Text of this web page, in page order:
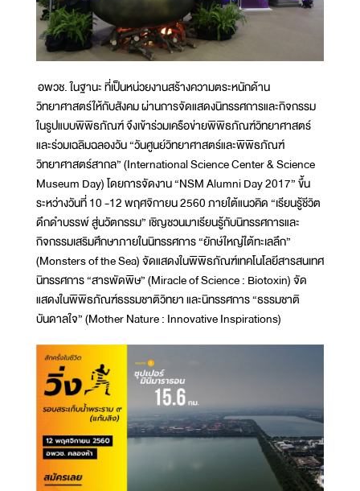
อพวช. ในฐานะ ที่เป็นหน่วยงานสร้างความตระหนักด้าน
วิทยาศาสตร์ให้กับสังคม ผ่านการจัดแสดงนิทรรศการและกิจกรรม
ในรูปแบบพิพิธภัณฑ์ จึงเข้าร่วมเครือข่ายพิพิธภัณฑ์วิทยาศาสตร์
และร่วมเฉลิมฉลองวัน “วันศูนย์วิทยาศาสตร์และพิพิธภัณฑ์
วิทยาศาสตร์สากล” (International Science Center & Science
Museum Day) โดยการจัดงาน “NSM Alumni Day 2017” ขึ้น
ระหว่างวันที่ 10 -12 พฤศจิกายน 2560 ภายใต้แนวคิด “เรียนรู้ชีวิต
ดึกดำบรรพ์ สู่นวัตกรรม” เชิญชวนมาเรียนรู้กับนิทรรศการและ
กิจกรรมเสริมศึกษาภายในนิทรรศการ “ยักษ์ใหญ่ใต้ทะเลลึก”
(Monsters of the Sea) จัดแสดงในพิพิธภัณฑ์เทคโนโลยีสารสนเทศ
นิทรรศการ “สารพัดพิษ” (Miracle of Science : Biotoxin) จัด
แสดงในพิพิธภัณฑ์ธรรมชาติวิทยา และนิทรรศการ “ธรรมชาติ
บันดาลใจ” (Mother Nature : Innovative Inspirations)